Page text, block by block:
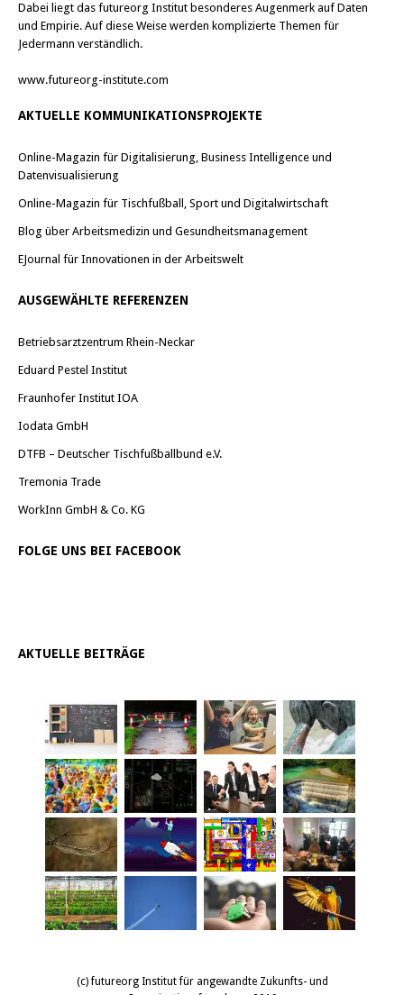
Dabei liegt das futureorg Institut besonderes Augenmerk auf Daten
und Empirie. Auf diese Weise werden komplizierte Themen für
Jedermann verständlich.
www.futureorg-institute.com
AKTUELLE KOMMUNIKATIONSPROJEKTE
Online-Magazin für Digitalisierung, Business Intelligence und
Datenvisualisierung
Online-Magazin für Tischfußball, Sport und Digitalwirtschaft
Blog über Arbeitsmedizin und Gesundheitsmanagement
EJournal für Innovationen in der Arbeitswelt
AUSGEWÄHLTE REFERENZEN
Betriebsarztzentrum Rhein-Neckar
Eduard Pestel Institut
Fraunhofer Institut IOA
Iodata GmbH
DTFB – Deutscher Tischfußballbund e.V.
Tremonia Trade
WorkInn GmbH & Co. KG
FOLGE UNS BEI FACEBOOK
AKTUELLE BEITRÄGE
(c) futureorg Institut für angewandte Zukunfts- und